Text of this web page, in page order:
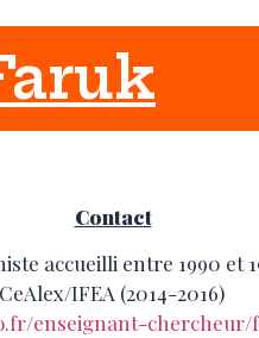
Contact
accueilli entre 1990 et
IFEA (2014-2016)
enseignant-chercheur/